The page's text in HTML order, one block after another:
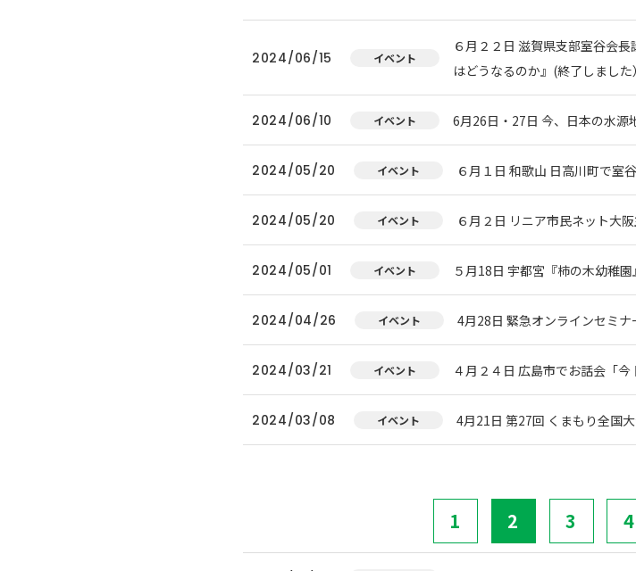
2024/06/15 イベント
６月２２日 滋賀県支部室谷会
はどうなるのか』(終了しました）
2024/06/10 イベント 6月26日・27日 今、日本の水源
2024/05/20 イベント ６月１日 和歌山 日高川町で室
2024/05/20 イベント ６月２日 リニア市民ネット大
2024/05/01 イベント ５月18日 宇都宮『柿の木幼稚
2024/04/26 イベント 4月28日 緊急オンラインセミナ
2024/03/21 イベント ４月２４日 広島市でお話会「
2024/03/08 イベント 4月21日 第27回 くまもり全国
1 2 3 4